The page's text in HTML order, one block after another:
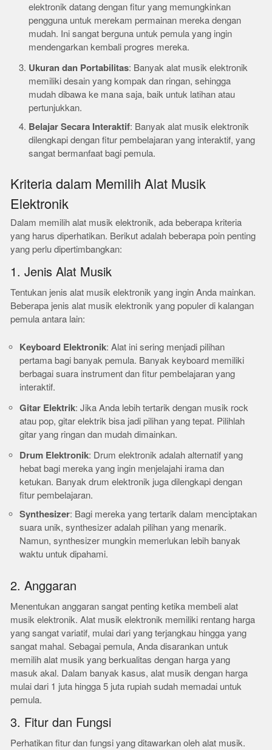
elektronik datang dengan fitur yang memungkinkan
pengguna untuk merekam permainan mereka dengan
mudah. Ini sangat berguna untuk pemula yang ingin
mendengarkan kembali progres mereka.
Ukuran dan Portabilitas: Banyak alat musik elektronik
memiliki desain yang kompak dan ringan, sehingga
mudah dibawa ke mana saja, baik untuk latihan atau
pertunjukkan.
Belajar Secara Interaktif: Banyak alat musik elektronik
dilengkapi dengan fitur pembelajaran yang interaktif, yang
sangat bermanfaat bagi pemula.
Kriteria dalam Memilih Alat Musik
Elektronik
Dalam memilih alat musik elektronik, ada beberapa kriteria
yang harus diperhatikan. Berikut adalah beberapa poin penting
yang perlu dipertimbangkan:
1. Jenis Alat Musik
Tentukan jenis alat musik elektronik yang ingin Anda mainkan.
Beberapa jenis alat musik elektronik yang populer di kalangan
pemula antara lain:
Keyboard Elektronik: Alat ini sering menjadi pilihan
pertama bagi banyak pemula. Banyak keyboard memiliki
berbagai suara instrument dan fitur pembelajaran yang
interaktif.
Gitar Elektrik: Jika Anda lebih tertarik dengan musik rock
atau pop, gitar elektrik bisa jadi pilihan yang tepat. Pilihlah
gitar yang ringan dan mudah dimainkan.
Drum Elektronik: Drum elektronik adalah alternatif yang
hebat bagi mereka yang ingin menjelajahi irama dan
ketukan. Banyak drum elektronik juga dilengkapi dengan
fitur pembelajaran.
Synthesizer: Bagi mereka yang tertarik dalam menciptakan
suara unik, synthesizer adalah pilihan yang menarik.
Namun, synthesizer mungkin memerlukan lebih banyak
waktu untuk dipahami.
2. Anggaran
Menentukan anggaran sangat penting ketika membeli alat
musik elektronik. Alat musik elektronik memiliki rentang harga
yang sangat variatif, mulai dari yang terjangkau hingga yang
sangat mahal. Sebagai pemula, Anda disarankan untuk
memilih alat musik yang berkualitas dengan harga yang
masuk akal. Dalam banyak kasus, alat musik dengan harga
mulai dari 1 juta hingga 5 juta rupiah sudah memadai untuk
pemula.
3. Fitur dan Fungsi
Perhatikan fitur dan fungsi yang ditawarkan oleh alat musik.